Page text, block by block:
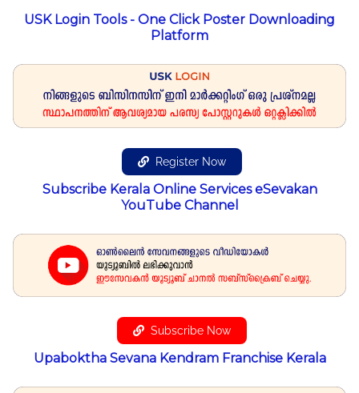
USK Login Tools - One Click Poster Downloading
Platform
Register Now
Subscribe Kerala Online Services eSevakan
YouTube Channel
Subscribe Now
Upaboktha Sevana Kendram Franchise Kerala